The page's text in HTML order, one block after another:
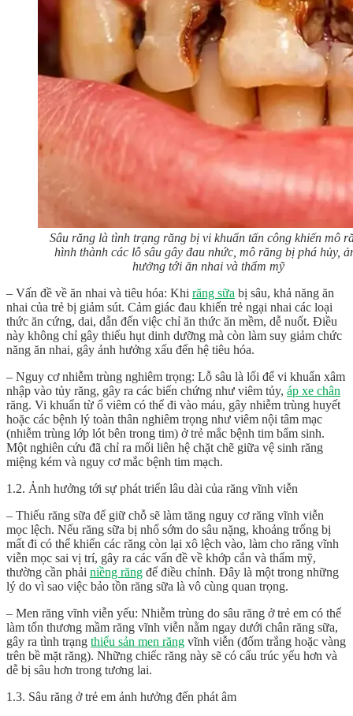
Sâu răng là tình trạng răng bị vi khuẩn tấn công khiến mô
hình thành các lỗ sâu gây đau nhức, mô răng bị phá hủy,
hưởng tới ăn nhai và thẩm mỹ
– Vấn đề về ăn nhai và tiêu hóa: Khi răng sữa bị sâu, khả năng ăn
nhai của trẻ bị giảm sút. Cảm giác đau khiến trẻ ngại nhai các loại
thức ăn cứng, dai, dẫn đến việc chỉ ăn thức ăn mềm, dễ nuốt. Điều
này không chỉ gây thiếu hụt dinh dưỡng mà còn làm suy giảm chức
năng ăn nhai, gây ảnh hưởng xấu đến hệ tiêu hóa.
– Nguy cơ nhiễm trùng nghiêm trọng: Lỗ sâu là lối để vi khuẩn xâm
nhập vào tủy răng, gây ra các biến chứng như viêm tủy, áp xe chân
răng. Vi khuẩn từ ổ viêm có thể đi vào máu, gây nhiễm trùng huyết
hoặc các bệnh lý toàn thân nghiêm trọng như viêm nội tâm mạc
(nhiễm trùng lớp lót bên trong tim) ở trẻ mắc bệnh tim bẩm sinh.
Một nghiên cứu đã chỉ ra mối liên hệ chặt chẽ giữa vệ sinh răng
miệng kém và nguy cơ mắc bệnh tim mạch.
1.2. Ảnh hưởng tới sự phát triển lâu dài của răng vĩnh viễn
– Thiếu răng sữa để giữ chỗ sẽ làm tăng nguy cơ răng vĩnh viễn
mọc lệch. Nếu răng sữa bị nhổ sớm do sâu nặng, khoảng trống bị
mất đi có thể khiến các răng còn lại xô lệch vào, làm cho răng vĩnh
viễn mọc sai vị trí, gây ra các vấn đề về khớp cắn và thẩm mỹ,
thường cần phải niềng răng để điều chỉnh. Đây là một trong những
lý do vì sao việc bảo tồn răng sữa là vô cùng quan trọng.
– Men răng vĩnh viễn yếu: Nhiễm trùng do sâu răng ở trẻ em có thể
làm tổn thương mầm răng vĩnh viễn nằm ngay dưới chân răng sữa,
gây ra tình trạng thiểu sản men răng vĩnh viễn (đốm trắng hoặc vàng
trên bề mặt răng). Những chiếc răng này sẽ có cấu trúc yếu hơn và
dễ bị sâu hơn trong tương lai.
1.3. Sâu răng ở trẻ em ảnh hưởng đến phát âm